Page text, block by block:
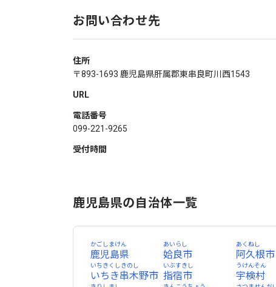
お問い合わせ先
住所
〒893-1693 鹿児島県肝属郡東串良町川西1543
URL
電話番号
099-221-9265
受付時間
鹿児島県の自治体一覧
鹿児島県
かごしまけん
姶良市
あいらし
阿久根市
あくねし
いちき串木野市
いちきくしきのし
指宿市
いぶすきし
宇検村
うけんそん